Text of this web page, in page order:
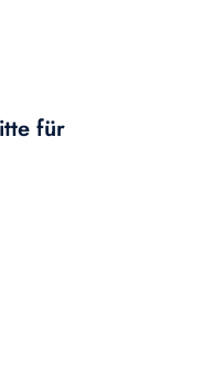
für